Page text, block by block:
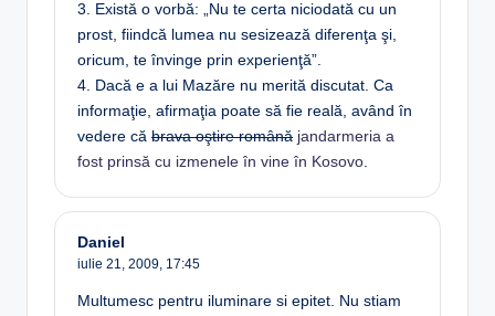
3. Există o vorbă: „Nu te certa niciodată cu un
prost, fiindcă lumea nu sesizează diferenţa şi,
oricum, te învinge prin experienţă”.
4. Dacă e a lui Mazăre nu merită discutat. Ca
informaţie, afirmaţia poate să fie reală, având în
vedere că brava oştire română jandarmeria a
fost prinsă cu izmenele în vine în Kosovo.
Daniel
iulie 21, 2009, 17:45
Multumesc pentru iluminare si epitet. Nu stiam